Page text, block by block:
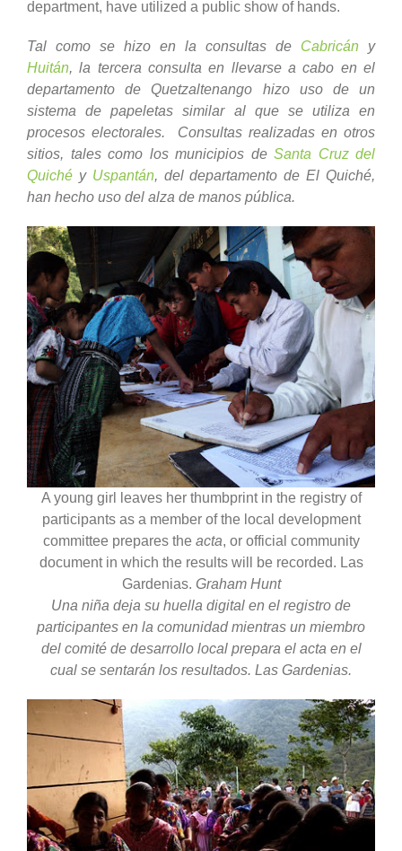
department, have utilized a public show of hands.
Tal como se hizo en la consultas de Cabricán y
Huitán, la tercera consulta en llevarse a cabo en el
departamento de Quetzaltenango hizo uso de un
sistema de papeletas similar al que se utiliza en
procesos electorales. Consultas realizadas en otros
sitios, tales como los municipios de Santa Cruz del
Quiché y Uspantán, del departamento de El Quiché,
han hecho uso del alza de manos pública.
A young girl leaves her thumbprint in the registry of
participants as a member of the local development
committee prepares the acta, or official community
document in which the results will be recorded. Las
Gardenias. Graham Hunt
Una niña deja su huella digital en el registro de
participantes en la comunidad mientras un miembro
del comité de desarrollo local prepara el acta en el
cual se sentarán los resultados. Las Gardenias.